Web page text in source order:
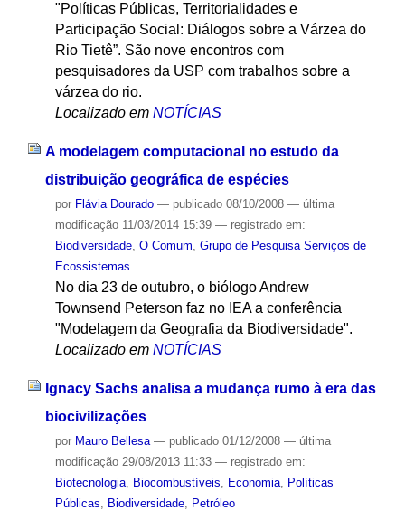
"Políticas Públicas, Territorialidades e
Participação Social: Diálogos sobre a Várzea do
Rio Tietê”. São nove encontros com
pesquisadores da USP com trabalhos sobre a
várzea do rio.
Localizado em NOTÍCIAS
A modelagem computacional no estudo da
distribuição geográfica de espécies
por Flávia Dourado — publicado08/10/2008 — última
modificação11/03/2014 15:39 — registrado em:
Biodiversidade, O Comum, Grupo de Pesquisa Serviços de
Ecossistemas
No dia 23 de outubro, o biólogo Andrew
Townsend Peterson faz no IEA a conferência
"Modelagem da Geografia da Biodiversidade".
Localizado em NOTÍCIAS
Ignacy Sachs analisa a mudança rumo à era das
biocivilizações
por Mauro Bellesa — publicado01/12/2008 — última
modificação29/08/2013 11:33 — registrado em:
Biotecnologia, Biocombustíveis Economia, Políticas
Públicas
Biodiversidade, Petróleo